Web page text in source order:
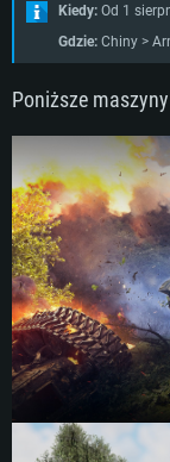
Kiedy: Od 1
Gdzie: Chiny >
Poniższe